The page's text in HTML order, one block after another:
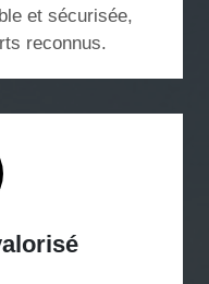
et sécurisée,
reconnus.